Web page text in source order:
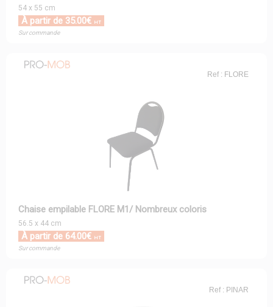
54 x 55 cm
À partir de 35.00€ HT
Sur commande
Ref : FLORE
Chaise empilable FLORE M1/ Nombreux coloris
56.5 x 44 cm
À partir de 64.00€ HT
Sur commande
Ref : PINAR